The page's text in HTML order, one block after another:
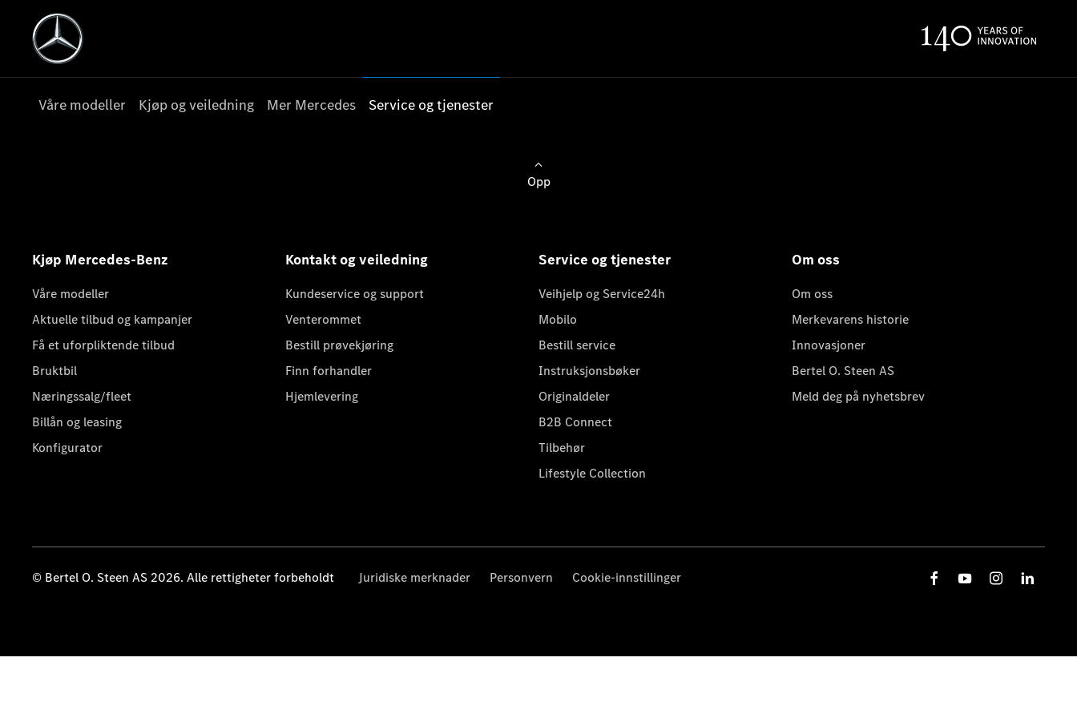
Våre modeller Kjøp og veiledning Mer Mercedes Service og tjenester
Opp
Kjøp Mercedes-Benz
Våre modeller
Aktuelle tilbud og kampanjer
Få et uforpliktende tilbud
Bruktbil
Næringssalg/fleet
Billån og leasing
Konfigurator
Kontakt og veiledning
Kundeservice og support
Venterommet
Bestill prøvekjøring
Finn forhandler
Hjemlevering
Service og tjenester
Veihjelp og Service24h
Mobilo
Bestill service
Instruksjonsbøker
Originaldeler
B2B Connect
Tilbehør
Lifestyle Collection
Om oss
Om oss
Merkevarens historie
Innovasjoner
Bertel O. Steen AS
Meld deg på nyhetsbrev
© Bertel O. Steen AS 2026. Alle rettigheter forbeholdt Juridiske merknader Personvern Cookie-innstillinger